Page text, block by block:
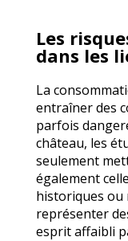
Les
dans les
La
entraîner des
parfois
château, les
seulement
également
historiques ou
représenter
esprit affaibli